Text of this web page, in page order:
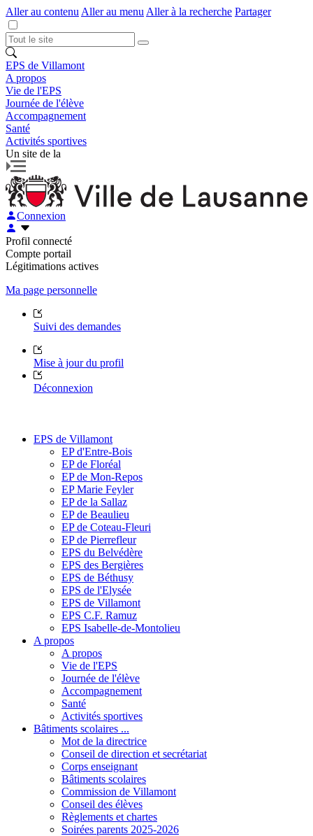
Aller au contenu Aller au menu Aller à la recherche Partager
EPS de Villamont
A propos
Vie de l'EPS
Journée de l'élève
Accompagnement
Santé
Activités sportives
Un site de la
Connexion
Profil connecté
Compte portail
Légitimations actives
Ma page personnelle
Suivi des demandes
Mise à jour du profil
Déconnexion
EPS de Villamont
EP d'Entre-Bois
EP de Floréal
EP de Mon-Repos
EP Marie Feyler
EP de la Sallaz
EP de Beaulieu
EP de Coteau-Fleuri
EP de Pierrefleur
EPS du Belvédère
EPS des Bergières
EPS de Béthusy
EPS de l'Elysée
EPS de Villamont
EPS C.F. Ramuz
EPS Isabelle-de-Montolieu
A propos
A propos
Vie de l'EPS
Journée de l'élève
Accompagnement
Santé
Activités sportives
Bâtiments scolaires ...
Mot de la directrice
Conseil de direction et secrétariat
Corps enseignant
Bâtiments scolaires
Commission de Villamont
Conseil des élèves
Règlements et chartes
Soirées parents 2025-2026